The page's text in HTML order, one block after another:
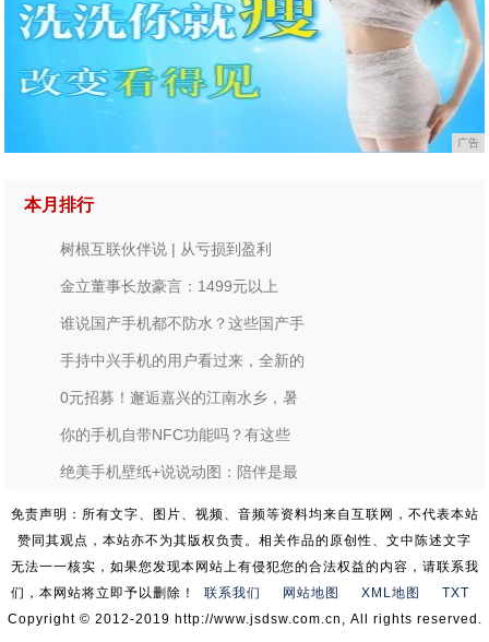
广告
本月排行
树根互联伙伴说 | 从亏损到盈利
金立董事长放豪言：1499元以上
谁说国产手机都不防水？这些国产手
手持中兴手机的用户看过来，全新的
0元招募！邂逅嘉兴的江南水乡，暑
你的手机自带NFC功能吗？有这些
绝美手机壁纸+说说动图：陪伴是最
免责声明：所有文字、图片、视频、音频等资料均来自互联网，不代表本站
赞同其观点，本站亦不为其版权负责。相关作品的原创性、文中陈述文字
无法一一核实，如果您发现本网站上有侵犯您的合法权益的内容，请联系我
们，本网站将立即予以删除！
联系我们 网站地图 XML地图
TXT
Copyright © 2012-2019 http://www.jsdsw.com.cn, All rights reserved.